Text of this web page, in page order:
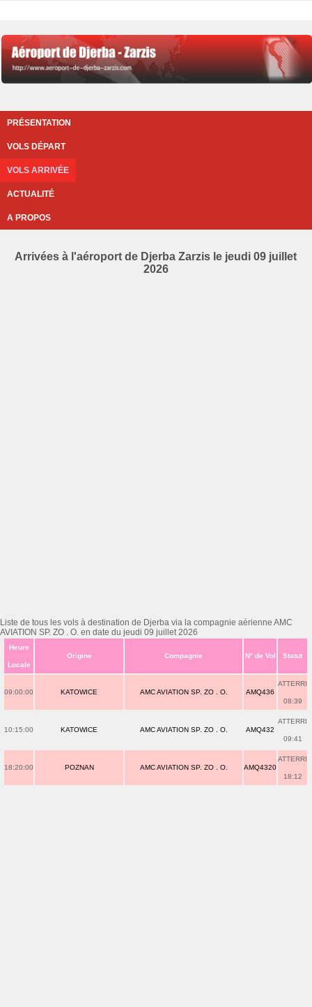
PRÉSENTATION
VOLS DÉPART
VOLS ARRIVÉE
ACTUALITÉ
A PROPOS
Arrivées à l'aéroport de Djerba Zarzis le jeudi 09 juillet
2026
Liste de tous les vols à destination de Djerba via la compagnie aérienne AMC
AVIATION SP. ZO . O. en date du jeudi 09 juillet 2026
Heure
Locale
Origine Compagnie N° de Vol Statut
09:00:00 KATOWICE AMC AVIATION SP. ZO . O. AMQ436
ATTERRI
08:39
10:15:00 KATOWICE AMC AVIATION SP. ZO . O. AMQ432
ATTERRI
09:41
18:20:00 POZNAN AMC AVIATION SP. ZO . O. AMQ4320
ATTERRI
18:12